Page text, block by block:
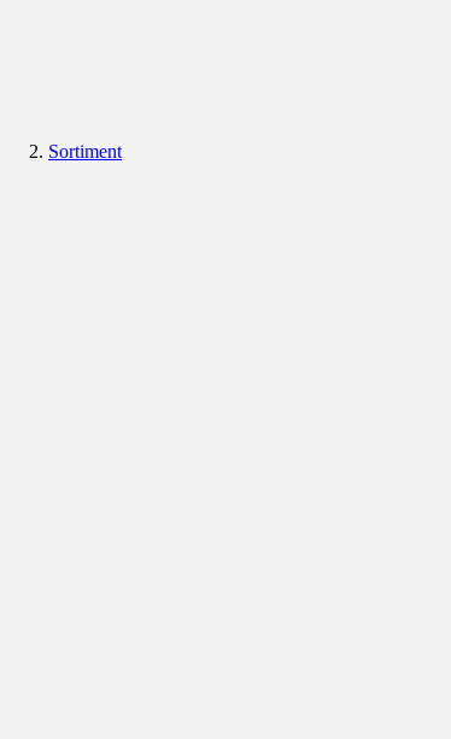
Sortiment